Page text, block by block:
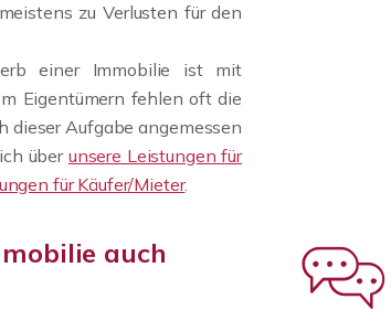
zu Verlusten für den
einer Immobilie ist mit
Eigentümern fehlen oft die
dieser Aufgabe angemessen
über unsere Leistungen für
für Käufer/Mieter.
auch